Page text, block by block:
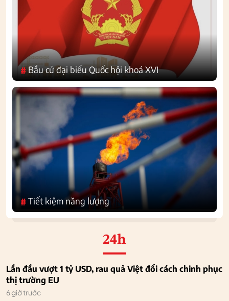
#Bầu cử đại biểu Quốc hội khoá XVI
#Tiết kiệm năng lượng
24h
Lần đầu vượt 1 tỷ USD, rau quả Việt đổi cách chinh phục
thị trường EU
6 giờ trước